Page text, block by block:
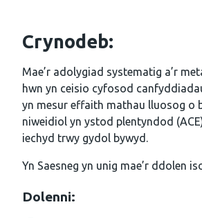
Crynodeb:
Mae’r adolygiad systematig a’r
hwn yn ceisio cyfosod
yn mesur effaith mathau lluosog o
niweidiol yn ystod plentyndod
iechyd trwy gydol bywyd.
Yn Saesneg yn unig mae’r ddolen
Dolenni: